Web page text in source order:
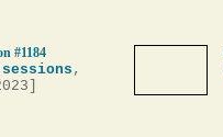
#1184
sessions ,